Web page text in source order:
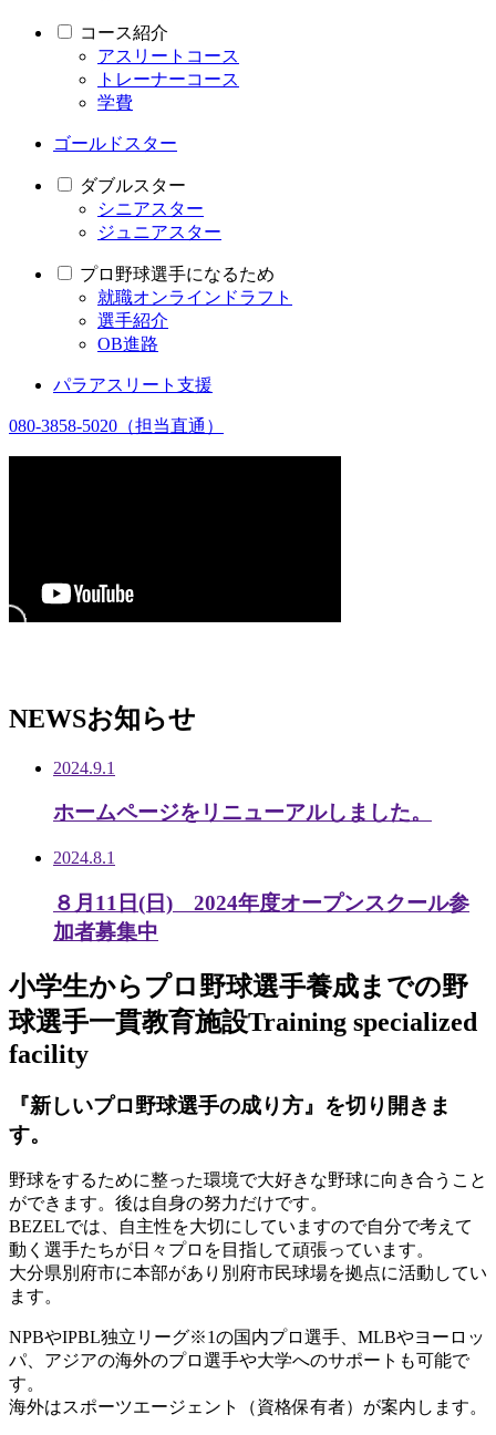
コース紹介
アスリートコース
トレーナーコース
学費
ゴールドスター
ダブルスター
シニアスター
ジュニアスター
プロ野球選手になるため
就職オンラインドラフト
選手紹介
OB進路
パラアスリート支援
080-3858-5020 （担当直通）
NEWSお知らせ
2024.9.1
ホームページをリニューアルしました。
2024.8.1
８月11日(日) 2024年度オープンスクール参
加者募集中
小学生からプロ野球選手養成までの野
球選手一貫教育施設Training specialized
facility
『新しいプロ野球選手の成り方』を切り開きま
す。
野球をするために整った環境で大好きな野球に向き合うこと
ができます。後は自身の努力だけです。
BEZELでは、自主性を大切にしていますので自分で考えて
動く選手たちが日々プロを目指して頑張っています。
大分県別府市に本部があり別府市民球場を拠点に活動してい
ます。
NPBやIPBL独立リーグ※1の国内プロ選手、MLBやヨーロッ
パ、アジアの海外のプロ選手や大学へのサポートも可能で
す。
海外はスポーツエージェント（資格保有者）が案内します。